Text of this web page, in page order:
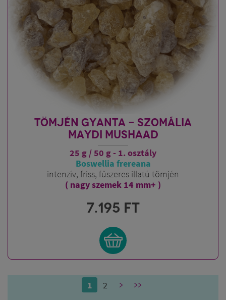
TÖMJÉN GYANTA - SZOMÁLIA
MAYDI MUSHAAD
25 g / 50 g - 1. osztály
Boswellia frereana
intenzív, friss, fűszeres illatú tömjén
( nagy szemek 14 mm+ )
7.195 FT
1 2 > >>